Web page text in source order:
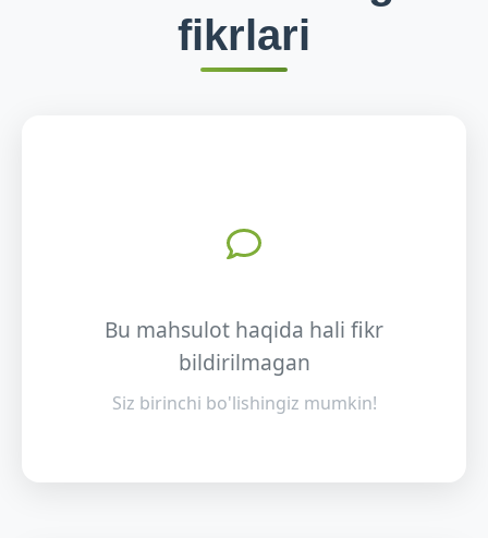
fikrlari
Bu mahsulot haqida hali fikr
bildirilmagan
Siz birinchi bo'lishingiz mumkin!